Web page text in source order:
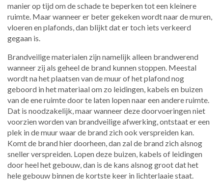
manier op tijd om de schade te beperken tot een kleinere
ruimte. Maar wanneer er beter gekeken wordt naar de muren,
vloeren en plafonds, dan blijkt dat er toch iets verkeerd
gegaan is.
Brandveilige materialen zijn namelijk alleen brandwerend
wanneer zij als geheel de brand kunnen stoppen. Meestal
wordt na het plaatsen van de muur of het plafond nog
geboord in het materiaal om zo leidingen, kabels en buizen
van de ene ruimte door te laten lopen naar een andere ruimte.
Dat is noodzakelijk, maar wanneer deze doorvoeringen niet
voorzien worden van brandveilige afwerking, ontstaat er een
plek in de muur waar de brand zich ook verspreiden kan.
Komt de brand hier doorheen, dan zal de brand zich alsnog
sneller verspreiden. Lopen deze buizen, kabels of leidingen
door heel het gebouw, dan is de kans alsnog groot dat het
hele gebouw binnen de kortste keer in lichterlaaie staat.